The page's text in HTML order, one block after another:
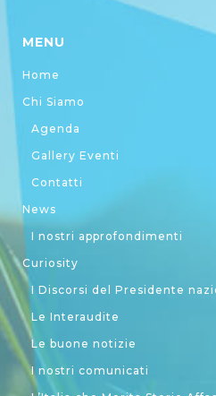
MENU
Home
Chi Siamo
Agenda
Gallery Eventi
Contatti
News
I nostri approfondimenti
Curiosity
I Discorsi del Presidente
Le Interaudite
Le buone notizie
I nostri comunicati